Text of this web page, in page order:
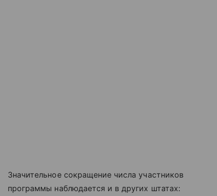
Значительное сокращение числа участников
программы наблюдается и в других штатах: